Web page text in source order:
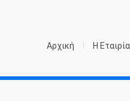
Αρχική Η